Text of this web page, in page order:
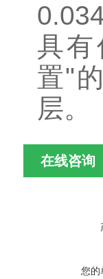
具
置"
层
在线咨询
您的